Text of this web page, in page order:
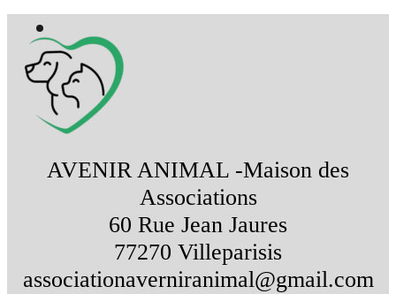
AVENIR ANIMAL -Maison des
Associations
60 Rue Jean Jaures
77270 Villeparisis
associationaverniranimal@gmail.com